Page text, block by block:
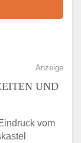
Anzeige
UND
vom